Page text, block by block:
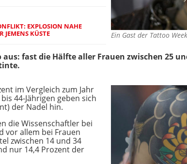
Ein Gast der Tattoo
EXPLOSION NAHE
JEMENS KÜSTE
aus: fast die Hälfte aller Frauen zwischen 25
im Vergleich zum Jahr
44-Jährigen geben sich
der Nadel hin.
die Wissenschaftler bei
vor allem bei Frauen
zwischen 14 und 34
nur 14,4 Prozent der